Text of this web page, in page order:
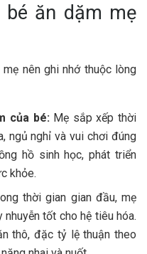
bé ăn dặm mẹ
nên ghi nhớ thuộc lòng
của bé: Mẹ sắp xếp thời
ngủ nghỉ và vui chơi đúng
hồ sinh học, phát triển
khỏe.
thời gian gian đầu, mẹ
tốt cho hệ tiêu hóa.
thô, đặc tỷ lệ thuận theo